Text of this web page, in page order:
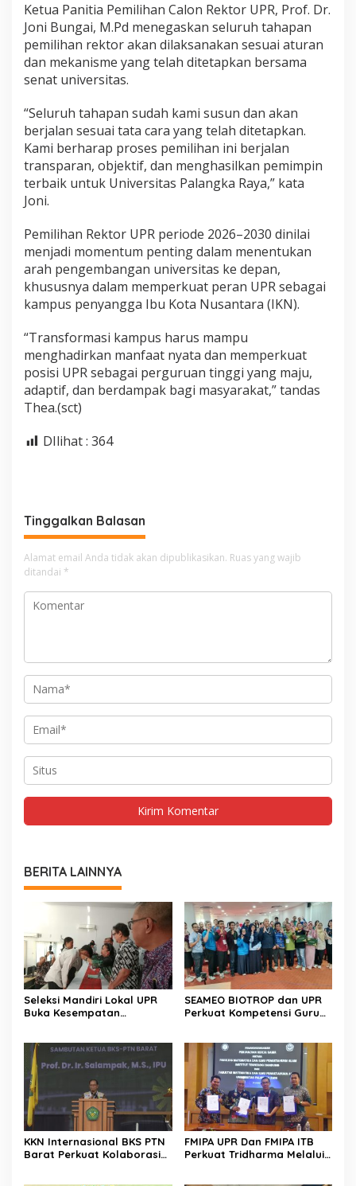
Ketua Panitia Pemilihan Calon Rektor UPR, Prof. Dr.
Joni Bungai, M.Pd menegaskan seluruh tahapan
pemilihan rektor akan dilaksanakan sesuai aturan
dan mekanisme yang telah ditetapkan bersama
senat universitas.
“Seluruh tahapan sudah kami susun dan akan
berjalan sesuai tata cara yang telah ditetapkan.
Kami berharap proses pemilihan ini berjalan
transparan, objektif, dan menghasilkan pemimpin
terbaik untuk Universitas Palangka Raya,” kata
Joni.
Pemilihan Rektor UPR periode 2026–2030 dinilai
menjadi momentum penting dalam menentukan
arah pengembangan universitas ke depan,
khususnya dalam memperkuat peran UPR sebagai
kampus penyangga Ibu Kota Nusantara (IKN).
“Transformasi kampus harus mampu
menghadirkan manfaat nyata dan memperkuat
posisi UPR sebagai perguruan tinggi yang maju,
adaptif, dan berdampak bagi masyarakat,” tandas
Thea.(sct)
DIlihat : 364
Tinggalkan Balasan
Alamat email Anda tidak akan dipublikasikan. Ruas yang wajib
ditandai *
BERITA LAINNYA
Seleksi Mandiri Lokal UPR
Buka Kesempatan
SEAMEO BIOTROP dan UPR
Perkuat Kompetensi Guru
KKN Internasional BKS PTN
Barat Perkuat Kolaborasi
FMIPA UPR Dan FMIPA ITB
Perkuat Tridharma Melalui